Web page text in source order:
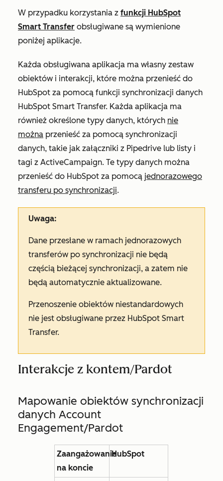
W przypadku korzystania z funkcji HubSpot
Smart Transfer obsługiwane są wymienione
poniżej aplikacje.
Każda obsługiwana aplikacja ma własny zestaw
obiektów i interakcji, które można przenieść do
HubSpot za pomocą funkcji synchronizacji danych
HubSpot Smart Transfer. Każda aplikacja ma
również określone typy danych, których nie
można przenieść za pomocą synchronizacji
danych, takie jak załączniki z Pipedrive lub listy i
tagi z ActiveCampaign. Te typy danych można
przenieść do HubSpot za pomocą jednorazowego
transferu po synchronizacji.
Uwaga:
Dane przesłane w ramach jednorazowych
transferów po synchronizacji nie będą
częścią bieżącej synchronizacji, a zatem nie
będą automatycznie aktualizowane.
Przenoszenie obiektów niestandardowych
nie jest obsługiwane przez HubSpot Smart
Transfer.
Interakcje z kontem/Pardot
Mapowanie obiektów synchronizacji
danych Account
Engagement/Pardot
Zaangażowanie
na koncie
HubSpot